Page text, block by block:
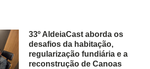
33º AldeiaCast aborda os
desafios da habitação,
regularização fundiária e a
reconstrução de Canoas